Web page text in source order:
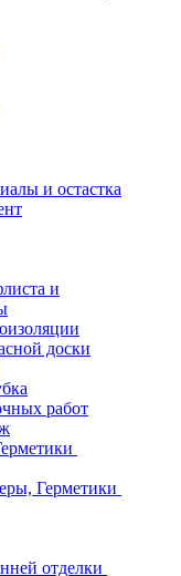
и остастка
и
доски
работ
Герметики
отделки